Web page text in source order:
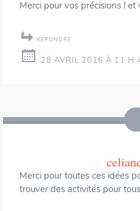
Merci pour vos précisions !
RÉPONDRE
28 AVRIL 2016 À 11 H
Merci pour toutes ces idées
trouver des activités pour